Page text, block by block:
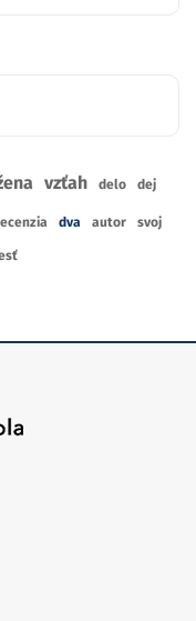
vzťah delo dej
dva autor svoj